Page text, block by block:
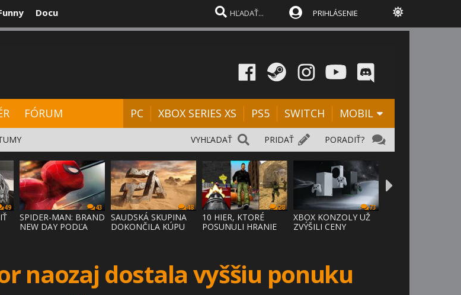
Docu PRIHLÁSENIE
FÓRUM PC XBOX SERIES XS PS5 SWITCH MOBIL
PORADIŤ?
PRIDAŤ
VYHĽADAŤ
49 43
SPIDER-MAN: BRAND
NEW DAY PODĽA
48
SAUDSKÁ SKUPINA
DOKONČILA KÚPU
28
10 HIER, KTORÉ
POSUNULI HRANIE
73
XBOX KONZOLY UŽ
ZVÝŠILI CENY
naozaj dostala vyššiu ponuku